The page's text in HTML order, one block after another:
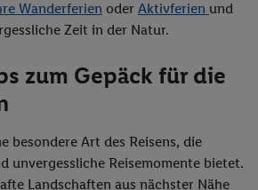
Wanderferien oder Aktivferien und
Zeit in der Natur.
zum Gepäck für die
besondere Art des Reisens, die
unvergessliche Reisemomente bietet.
Landschaften aus nächster Nähe